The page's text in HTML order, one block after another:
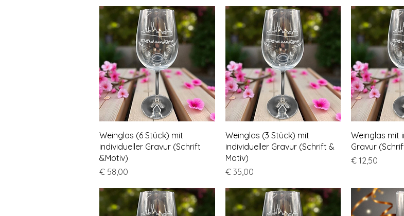
Schnellansicht
Weinglas (6 Stück) mit
individueller Gravur (Schrift
&Motiv)
Preis
€ 58,00
Schnellansicht
Weinglas (3 Stück) mit
individueller Gravur (Schrift &
Motiv)
Preis
€ 35,00
Weinglas mit
Gravur
Preis
€ 12,50